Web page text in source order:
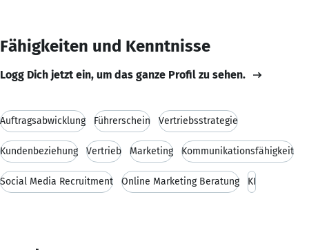
Fähigkeiten und Kenntnisse
Logg Dich jetzt ein, um das ganze Profil zu sehen.
Auftragsabwicklung Führerschein Vertriebsstrategie
Kundenbeziehung Vertrieb Marketing Kommunikationsfähigkeit
Social Media Recruitment Online Marketing Beratung KI